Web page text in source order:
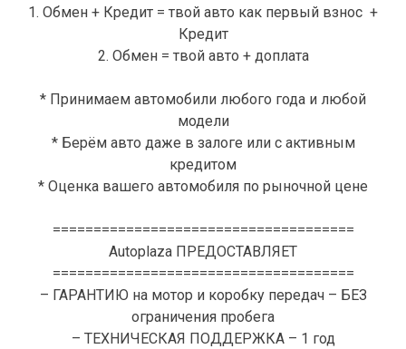
1. Обмен + Кредит = твой авто как первый взнос +
Кредит
2. Обмен = твой авто + доплата
* Принимаем автомобили любого года и любой
модели
* Берём авто даже в залоге или с активным
кредитом
* Оценка вашего автомобиля по рыночной цене
=====================================
Autoplaza ПРЕДОСТАВЛЯЕТ
=====================================
– ГАРАНТИЮ на мотор и коробку передач – БЕЗ
ограничения пробега
– ТЕХНИЧЕСКАЯ ПОДДЕРЖКА – 1 год